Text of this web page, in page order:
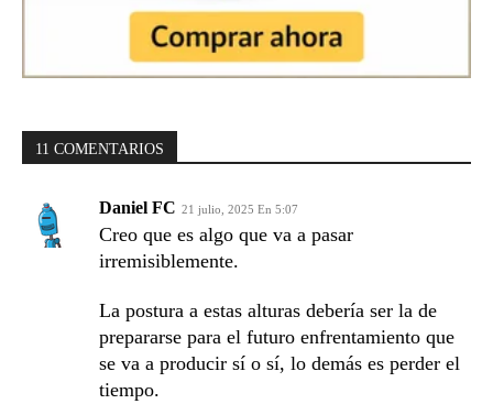
11 COMENTARIOS
Daniel FC 21 julio, 2025 En 5:07
Creo que es algo que va a pasar
irremisiblemente.
La postura a estas alturas debería ser la de
prepararse para el futuro enfrentamiento que
se va a producir sí o sí, lo demás es perder el
tiempo.